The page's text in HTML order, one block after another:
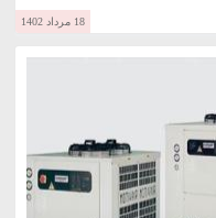
18 مرداد 1402